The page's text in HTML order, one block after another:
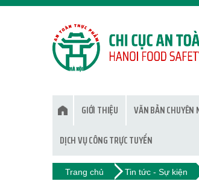
GIỚI THIỆU VĂN BẢN CHUYÊN
DỊCH VỤ CÔNG TRỰC TUYẾN
Trang chủ Tin tức - Sự kiện